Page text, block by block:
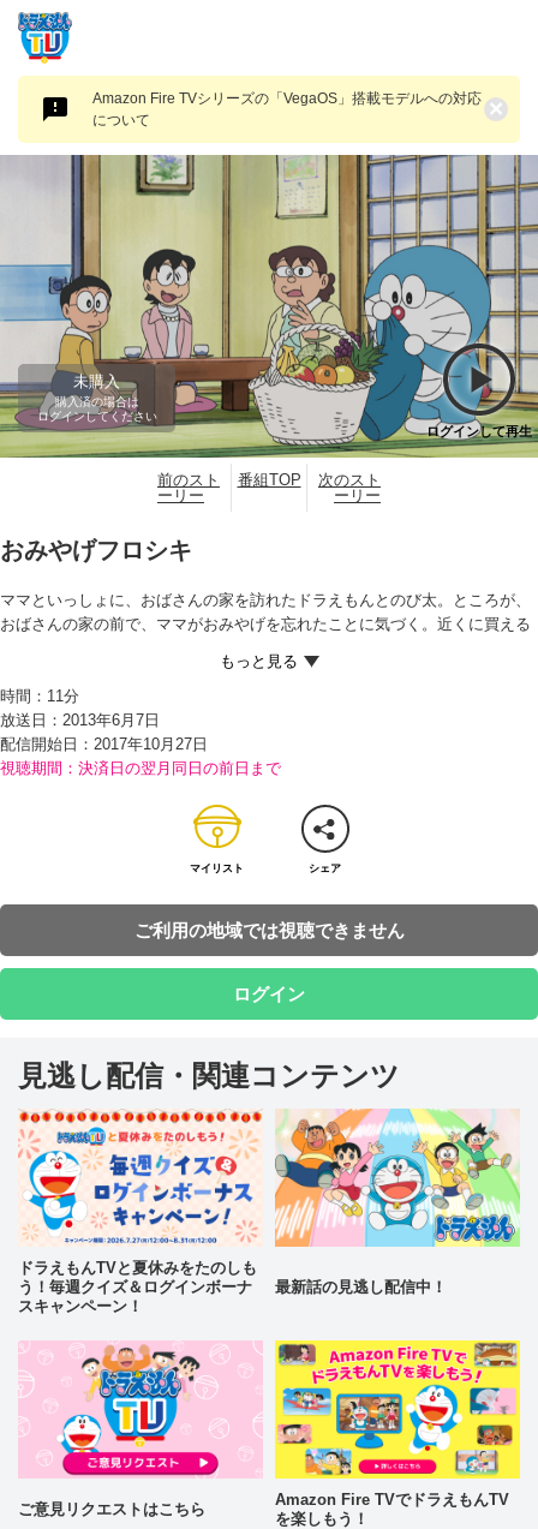
Amazon Fire TVシリーズの「VegaOS」搭載モデルへの対応
について
×
未購入
購入済の場合は
ログインしてください
ログインして再生
前のスト
ーリー
番組TOP
次のスト
ーリー
おみやげフロシキ
ママといっしょに、おばさんの家を訪れたドラえもんとのび太。ところが、
おばさんの家の前で、ママがおみやげを忘れたことに気づく。近くに買える
り出すと、ママが持ってこようとしていた「くだもの」をフロシキから出
し、おばさんをよろこばせる。 ママから、ごほうびにドラ焼きを買ってもら
い、大満足のドラえもん。のび太は、「せっかくおみやげフロシキがあるん
だから、それで出せばいいのに」というが、ドラえもんによると、よそに持
っていくおみやげだけしか出せないのだという。 それを聞いたのび太は、し
ントすると、その代わりにフロシキを持って自分の家に来て「最新式のゲー
ム」と言ってほしいとお願いする。ところが、フロシキから出てきたのはと
時間： 11分
放送日：2013年6月7日
配信開始日： 2017年10月27日
視聴期間：決済日の翌月同日の前日まで
マイリスト シェア
ご利用の地域では視聴できません
ログイン
見逃し配信・関連コンテンツ
ドラえもんTVと夏休みをたのしも
う！毎週クイズ＆ログインボーナ
スキャンペーン！
最新話の見逃し配信中！
ご意見リクエストはこちら
Amazon Fire TVでドラえもんTV
を楽しもう！